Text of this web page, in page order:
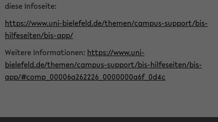
diese Infoseite:
https://www.uni-bielefeld.de/themen/campus-support/bis-
hilfeseiten/bis-app/
Weitere Informationen: https://www.uni-
bielefeld.de/themen/campus-support/bis-hilfeseiten/bis-
app/#comp_00006a262226_0000000a6f_0d4c